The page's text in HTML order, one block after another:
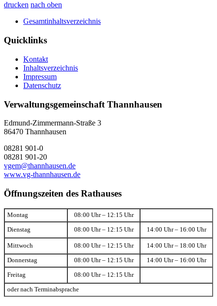
drucken nach oben
Gesamtinhaltsverzeichnis
Quicklinks
Kontakt
Inhaltsverzeichnis
Impressum
Datenschutz
Verwaltungsgemeinschaft Thannhausen
Edmund-Zimmermann-Straße 3
86470 Thannhausen
08281 901-0
08281 901-20
vgem@thannhausen.de
www.vg-thannhausen.de
Öffnungszeiten des Rathauses
Montag 08:00 Uhr – 12:15 Uhr
Dienstag 08:00 Uhr – 12:15 Uhr 14:00 Uhr – 16:00 Uhr
Mittwoch 08:00 Uhr – 12:15 Uhr 14:00 Uhr – 18:00 Uhr
Donnerstag 08:00 Uhr – 12:15 Uhr 14:00 Uhr – 16:00 Uhr
Freitag 08:00 Uhr – 12:15 Uhr
oder nach Terminabsprache